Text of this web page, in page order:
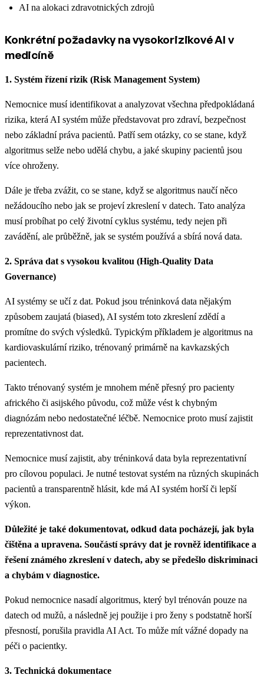
AI na alokaci zdravotnických zdrojů
Konkrétní požadavky na vysokorizikové AI v
medicíně
1. Systém řízení rizik (Risk Management System)
Nemocnice musí identifikovat a analyzovat všechna předpokládaná
rizika, která AI systém může představovat pro zdraví, bezpečnost
nebo základní práva pacientů. Patří sem otázky, co se stane, když
algoritmus selže nebo udělá chybu, a jaké skupiny pacientů jsou
více ohroženy.
Dále je třeba zvážit, co se stane, když se algoritmus naučí něco
nežádoucího nebo jak se projeví zkreslení v datech. Tato analýza
musí probíhat po celý životní cyklus systému, tedy nejen při
zavádění, ale průběžně, jak se systém používá a sbírá nová data.
2. Správa dat s vysokou kvalitou (High-Quality Data
Governance)
AI systémy se učí z dat. Pokud jsou tréninková data nějakým
způsobem zaujatá (biased), AI systém toto zkreslení zdědí a
promítne do svých výsledků. Typickým příkladem je algoritmus na
kardiovaskulární riziko, trénovaný primárně na kavkazských
pacientech.
Takto trénovaný systém je mnohem méně přesný pro pacienty
afrického či asijského původu, což může vést k chybným
diagnózám nebo nedostatečné léčbě. Nemocnice proto musí zajistit
reprezentativnost dat.
Nemocnice musí zajistit, aby tréninková data byla reprezentativní
pro cílovou populaci. Je nutné testovat systém na různých skupinách
pacientů a transparentně hlásit, kde má AI systém horší či lepší
výkon.
Důležité je také dokumentovat, odkud data pocházejí, jak byla
čištěna a upravena. Součástí správy dat je rovněž identifikace a
řešení známého zkreslení v datech, aby se předešlo diskriminaci
a chybám v diagnostice.
Pokud nemocnice nasadí algoritmus, který byl trénován pouze na
datech od mužů, a následně jej použije i pro ženy s podstatně horší
přesností, porušila pravidla AI Act. To může mít vážné dopady na
péči o pacientky.
3. Technická dokumentace